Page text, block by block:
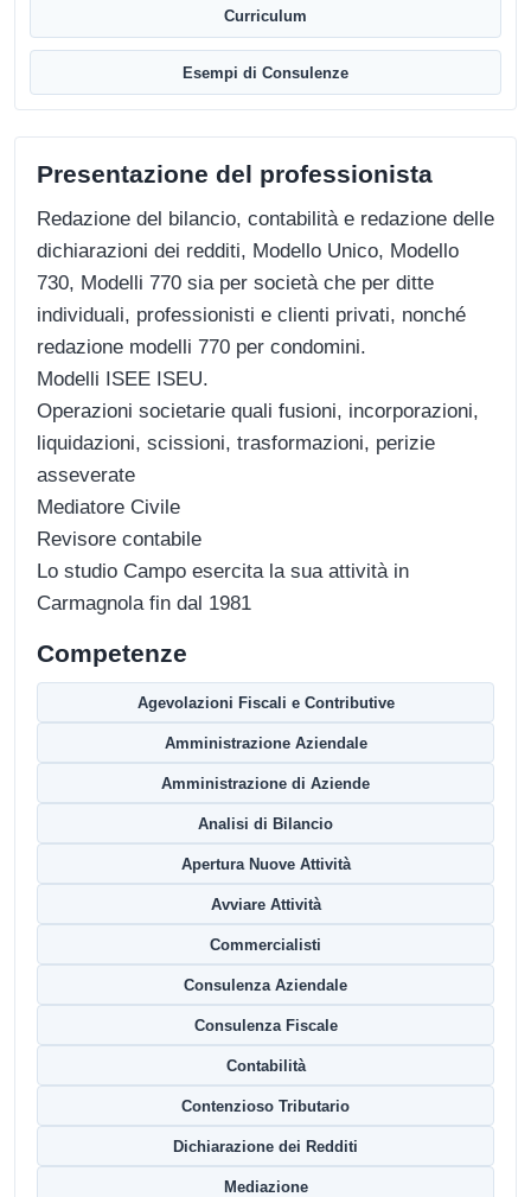
Curriculum
Esempi di Consulenze
Presentazione del professionista
Redazione del bilancio, contabilità e redazione delle
dichiarazioni dei redditi, Modello Unico, Modello
730, Modelli 770 sia per società che per ditte
individuali, professionisti e clienti privati, nonché
redazione modelli 770 per condomini.
Modelli ISEE ISEU.
Operazioni societarie quali fusioni, incorporazioni,
liquidazioni, scissioni, trasformazioni, perizie
asseverate
Mediatore Civile
Revisore contabile
Lo studio Campo esercita la sua attività in
Carmagnola fin dal 1981
Competenze
Agevolazioni Fiscali e Contributive
Amministrazione Aziendale
Amministrazione di Aziende
Analisi di Bilancio
Apertura Nuove Attività
Avviare Attività
Commercialisti
Consulenza Aziendale
Consulenza Fiscale
Contabilità
Contenzioso Tributario
Dichiarazione dei Redditi
Mediazione